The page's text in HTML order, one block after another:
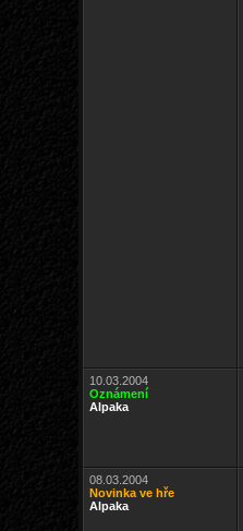
10.03.2004
Oznámení
Alpaka
08.03.2004
Novinka ve hře
Alpaka